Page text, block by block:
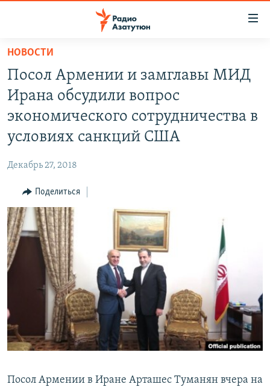
Перейти
основному
содержанию
Перейти
основной
Перейти
поиску
ПОЛИТИКА
РЕГИОН
НАГОРНЫЙ КАРАБАХ
КУЛЬТУРА
СПОРТ
АРХИВ
Հայերեն
Русский
НОВОСТИ
Посол Армении и замглавы МИД
Ирана обсудили вопрос
экономического сотрудничества в
условиях санкций США
Декабрь 27, 2018
Поделиться
Посол Армении в Иране Арташес Туманян вчера на